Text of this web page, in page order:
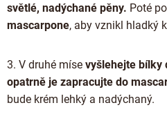
světlé, nadýchané pěny. Poté
mascarpone, aby vznikl hladký
3. V druhé míse vyšlehejte bílky
opatrně je zapracujte do
bude krém lehký a nadýchaný.